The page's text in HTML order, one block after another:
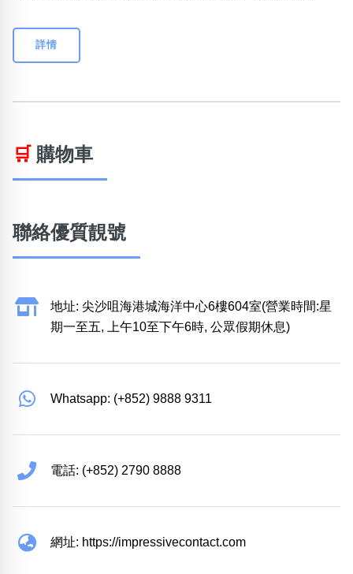
詳情
🛒 購物車
聯絡優質靚號
地址: 尖沙咀海港城海洋中心6樓604室(營業時間:星
期一至五, 上午10至下午6時, 公眾假期休息)
Whatsapp: (+852) 9888 9311
電話: (+852) 2790 8888
網址: https://impressivecontact.com